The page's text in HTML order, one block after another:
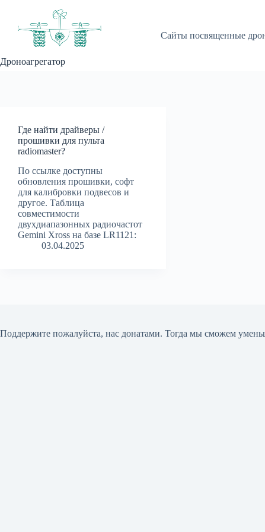
Дроноагрегатор
Сайты посвященные
Где найти драйверы /
прошивки для пульта
radiomaster?
По ссылке доступны
обновления прошивки, софт
для калибровки подвесов и
другое. Таблица
совместимости
двухдиапазонных радиочастот
Gemini Xross на базе LR1121:
03.04.2025
Поддержите пожалуйста, нас донатами. Тогда мы сможем